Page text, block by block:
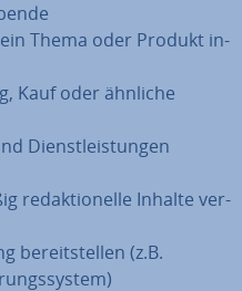
Thema oder Produkt in­
Kauf oder ähnliche
Dienst­leis­tun­gen
re­dak­tio­nel­le Inhalte ver­
be­reit­stel­len (z.B.